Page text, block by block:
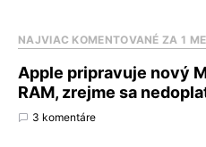
NAJVIAC KOMENTOVANÉ ZA 1
Apple pripravuje nový
RAM, zrejme sa
3 komentáre